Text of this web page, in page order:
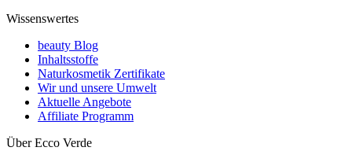
Wissenswertes
beauty Blog
Inhaltsstoffe
Naturkosmetik Zertifikate
Wir und unsere Umwelt
Aktuelle Angebote
Affiliate Programm
Über Ecco Verde